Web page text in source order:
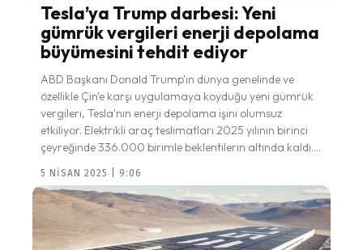
Tesla’ya Trump darbesi: Yeni
gümrük vergileri enerji depolama
büyümesini tehdit ediyor
ABD Başkanı Donald Trump'ın dünya genelinde ve
özellikle Çin'e karşı uygulamaya koyduğu yeni gümrük
vergileri, Tesla'nın enerji depolama işini olumsuz
etkiliyor. Elektrikli araç teslimatları 2025 yılının birinci
çeyreğinde 336.000 birimle beklentilerin altında kaldı....
5 NISAN 2025 | 9:06